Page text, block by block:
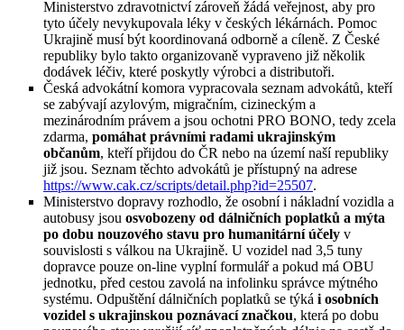
Ministerstvo zdravotnictví zároveň žádá veřejnost, aby pro
tyto účely nevykupovala léky v českých lékárnách. Pomoc
Ukrajině musí být koordinovaná odborně a cíleně. Z České
republiky bylo takto organizovaně vypraveno již několik
dodávek léčiv, které poskytly výrobci a distributoři.
Česká advokátní komora vypracovala seznam advokátů, kteří
se zabývají azylovým, migračním, cizineckým a
mezinárodním právem a jsou ochotni PRO BONO, tedy zcela
zdarma, pomáhat právními radami ukrajinským
občanům, kteří přijdou do ČR nebo na území naší republiky
již jsou. Seznam těchto advokátů je přístupný na adrese
https://www.cak.cz/scripts/detail.php?id=25507.
Ministerstvo dopravy rozhodlo, že osobní i nákladní vozidla a
autobusy jsou osvobozeny od dálničních poplatků a mýta
po dobu nouzového stavu pro humanitární účely v
souvislosti s válkou na Ukrajině. U vozidel nad 3,5 tuny
dopravce pouze on-line vyplní formulář a pokud má OBU
jednotku, před cestou zavolá na infolinku správce mýtného
systému. Odpuštění dálničních poplatků se týká i osobních
vozidel s ukrajinskou poznávací značkou, která po dobu